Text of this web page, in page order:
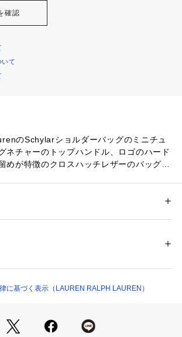
確認
いて
のSchylarショルダーバッグのミニチュ
ネチャーのトップハンドル、ロゴのハード
めが特徴のクロスハッチレザーのバッグチ
ナスカンでチャームをバッグや鍵にクリッ
仕上げのLRLのロゴ
液体はただちに拭き取ってください。取り
（モール）
に基づく表示（LAUREN RALPH LAUREN）